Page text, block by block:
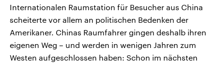
Internationalen Raumstation für Besucher aus China
scheiterte vor allem an politischen Bedenken der
Amerikaner. Chinas Raumfahrer gingen deshalb ihren
eigenen Weg – und werden in wenigen Jahren zum
Westen aufgeschlossen haben: Schon im nächsten